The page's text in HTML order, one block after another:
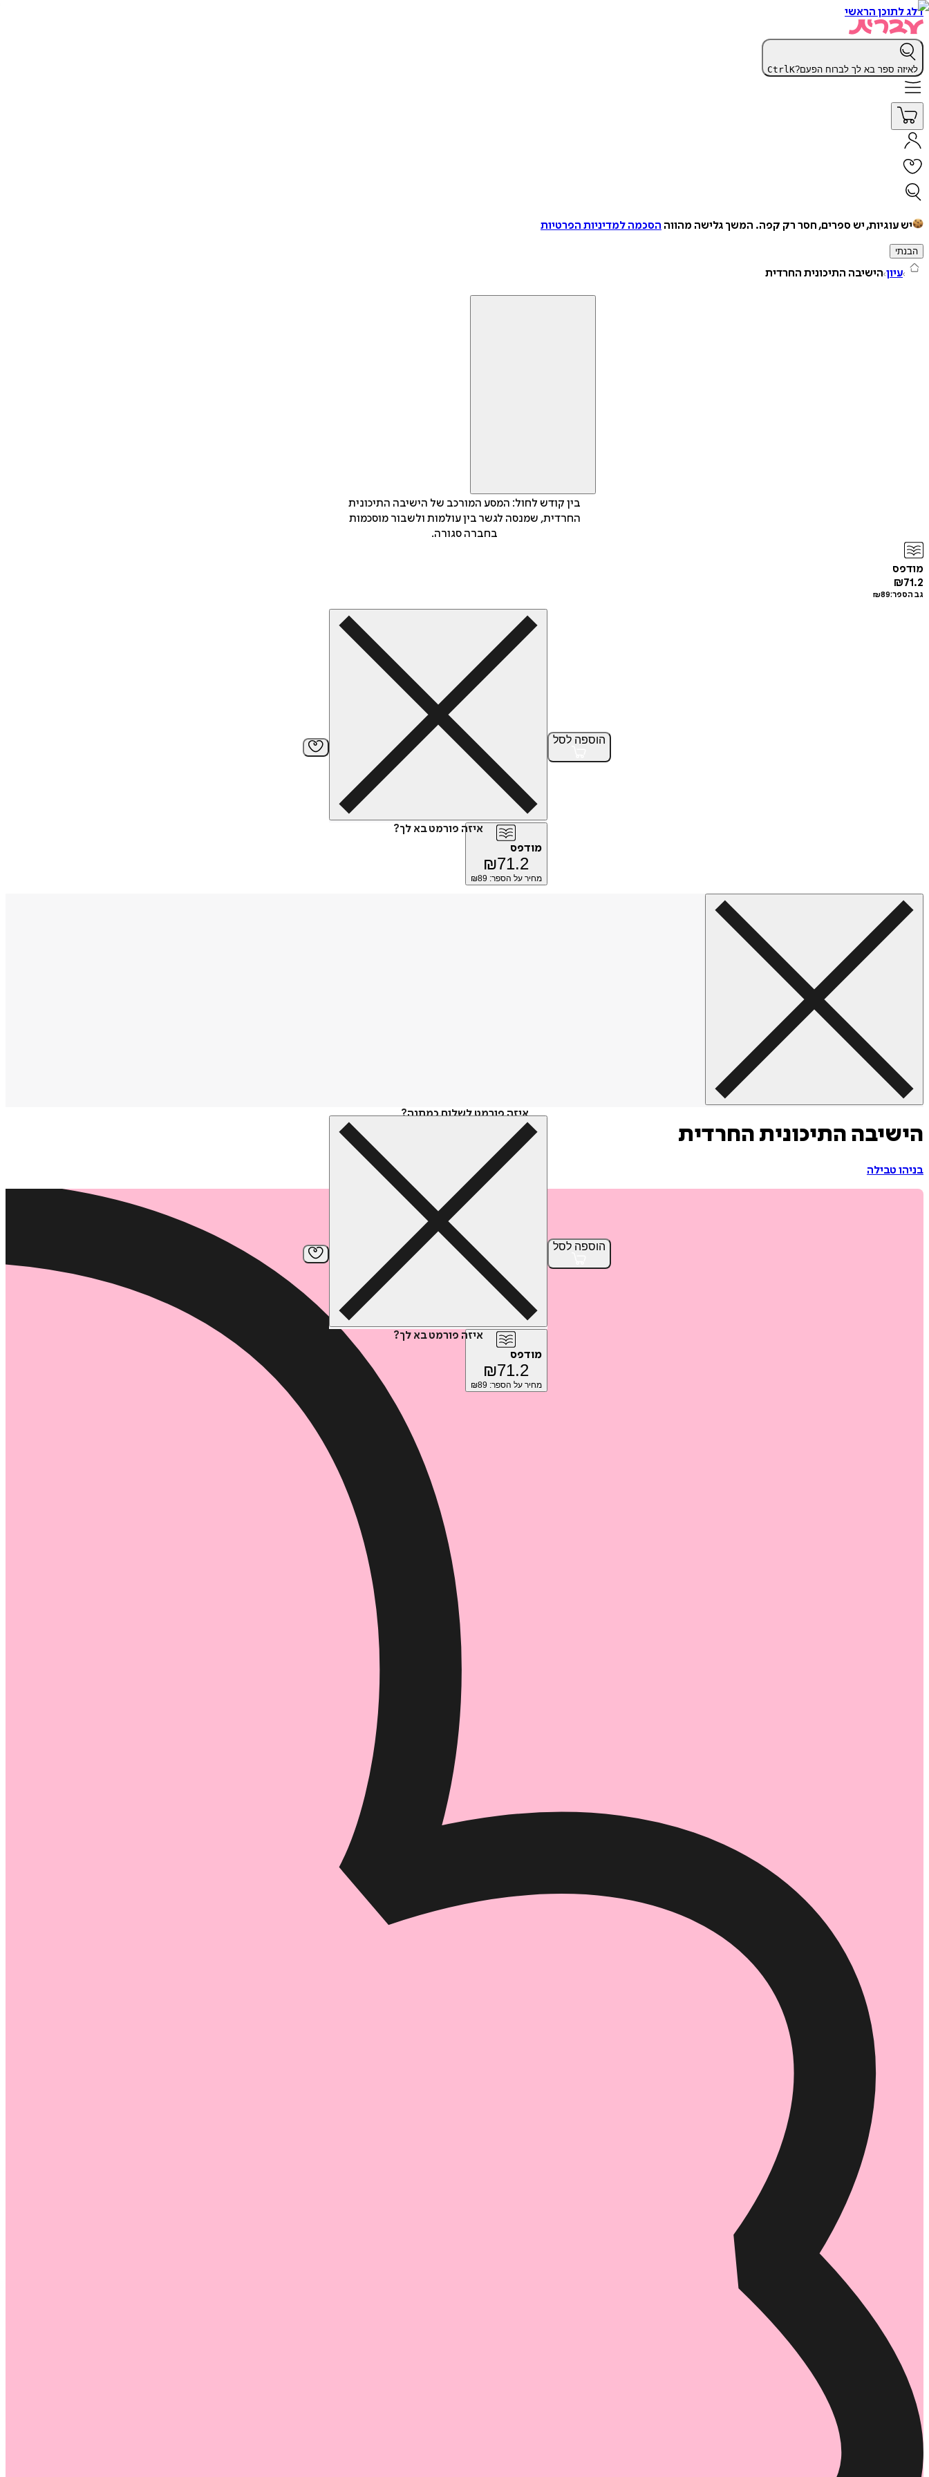
דלג לתוכן הראשי
לאיזה ספר בא לך לברוח הפעם? CtrlK
יש עוגיות, יש ספרים, חסר רק קפה. המשך גלישה מהווה הסכמה למדיניות הפרטיות
הבנתי
עיון הישיבה התיכונית החרדית
בין קודש לחול: המסע המורכב של הישיבה התיכונית
החרדית, שמנסה לגשר בין עולמות ולשבור מוסכמות
בחברה סגורה.
מודפס
₪71.2
גב הספר: ₪89
הוספה לסל
איזה פורמט בא לך?
מודפס
₪71.2
מחיר על הספר: ₪ 89
איזה פורמט לשלוח כמתנה?
הוספה לסל
איזה פורמט בא לך?
מודפס
₪71.2
מחיר על הספר: ₪ 89
הישיבה התיכונית החרדית
בניהו טבילה